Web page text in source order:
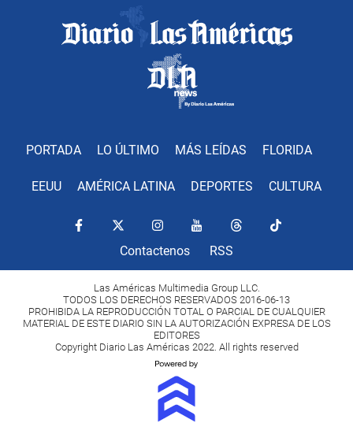
PORTADA LO ÚLTIMO MÁS LEÍDAS FLORIDA
EEUU AMÉRICA LATINA DEPORTES CULTURA
Contactenos RSS
Las Américas Multimedia Group LLC.
TODOS LOS DERECHOS RESERVADOS 2016-06-13
PROHIBIDA LA REPRODUCCIÓN TOTAL O PARCIAL DE CUALQUIER
MATERIAL DE ESTE DIARIO SIN LA AUTORIZACIÓN EXPRESA DE LOS
EDITORES
Copyright Diario Las Américas 2022. All rights reserved